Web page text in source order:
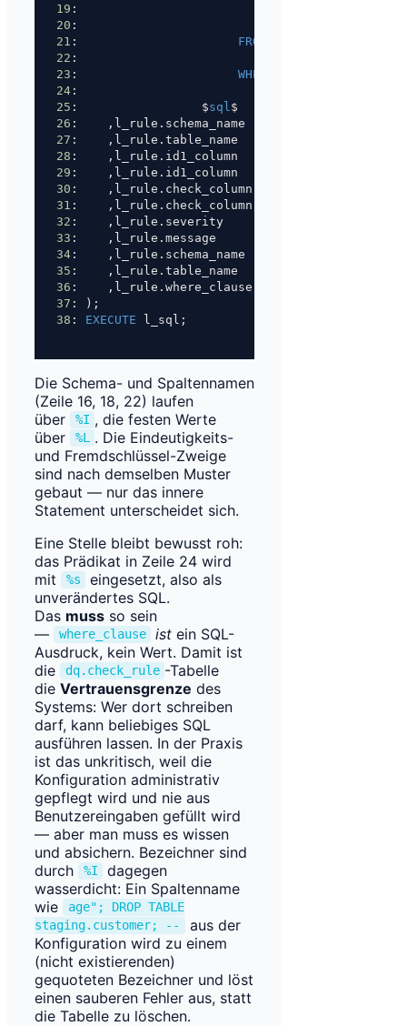
19 :                         ,%
20 :                         ,%
21 : FROM
22 :                         %
23 : WHERE
24 :                         %
25 :                 $sql $
26 :    ,l_rule.schema_name
27 :    ,l_rule.table_name
28 :    ,l_rule.id1_column
29 :    ,l_rule.id1_column
30 :    ,l_rule.check_column
31 :    ,l_rule.check_column
32 :    ,l_rule.severity
33 :    ,l_rule.message
34 :    ,l_rule.schema_name
35 :    ,l_rule.table_name
36 :    ,l_rule.where_clause
37 : );
38 : EXECUTE l_sql;
Die Schema- und Spaltennamen
(Zeile 16, 18, 22) laufen
über
%I , die festen Werte
über
%L . Die Eindeutigkeits-
und Fremdschlüssel-Zweige
sind nach demselben Muster
gebaut — nur das innere
Statement unterscheidet sich.
Eine Stelle bleibt bewusst roh:
das Prädikat in Zeile 24 wird
mit
%s
eingesetzt, also als
unverändertes SQL.
Das muss so sein
—
where_clause ist ein SQL-
Ausdruck, kein Wert. Damit ist
die
dq.check_rule -Tabelle
die Vertrauensgrenze des
Systems: Wer dort schreiben
darf, kann beliebiges SQL
ausführen lassen. In der Praxis
ist das unkritisch, weil die
Konfiguration administrativ
gepflegt wird und nie aus
Benutzereingaben gefüllt wird
— aber man muss es wissen
und absichern. Bezeichner sind
durch
%I
dagegen
wasserdicht: Ein Spaltenname
wie
age"; DROP TABLE
staging.customer; --
aus der
Konfiguration wird zu einem
(nicht existierenden)
gequoteten Bezeichner und löst
einen sauberen Fehler aus, statt
die Tabelle zu löschen.